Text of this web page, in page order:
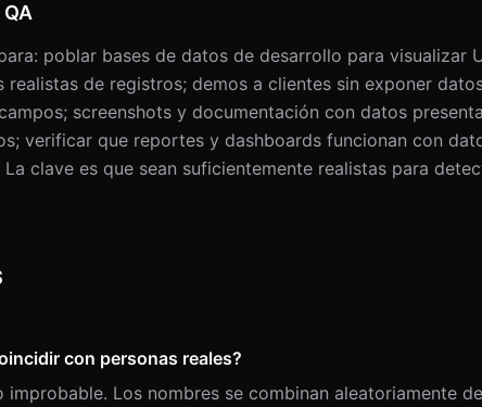
poblar bases de datos de desarrollo para visualizar
realistas de registros; demos a clientes sin exponer
screenshots y documentación con datos
verificar que reportes y dashboards funcionan con
clave es que sean suficientemente realistas para
con personas reales?
Los nombres se combinan aleatoriamente